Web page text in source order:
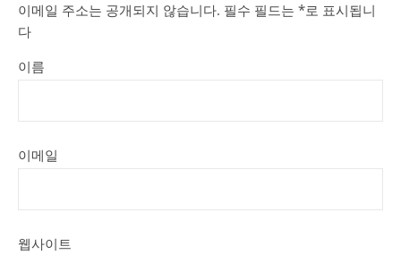
이메일 주소는 공개되지 않습니다. 필수 필드는 *로 표시됩니
다
이름
이메일
웹사이트